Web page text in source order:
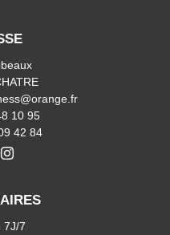
10 95
42 84
7J/7